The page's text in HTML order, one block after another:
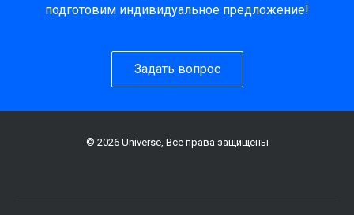
подготовим индивидуальное предложение!
Задать вопрос
© 2026 Universe, Все права защищены